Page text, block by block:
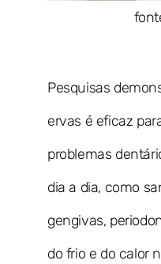
Pesquisas
ervas é eficaz
problemas
dia a dia, como
gengivas,
do frio e do calor